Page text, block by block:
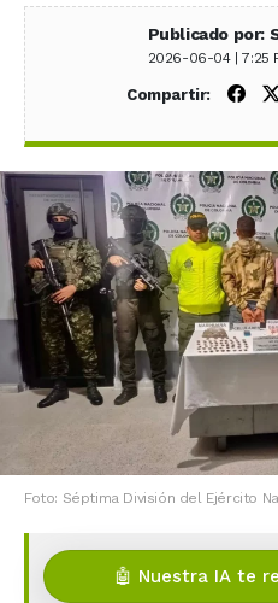
Publicado por:
2026-06-04 | 7:25
Compartir:
Foto: Séptima División del Ejército
🤖 Nuestra IA te